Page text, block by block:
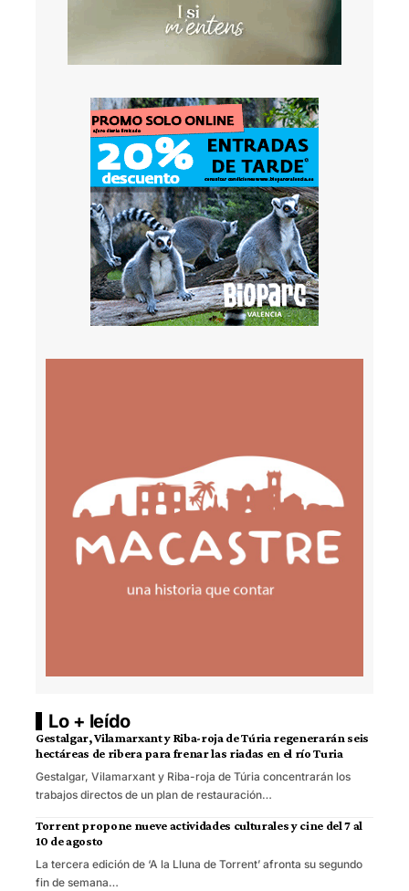
Lo + leído
Gestalgar, Vilamarxant y Riba-roja de Túria regenerarán seis
hectáreas de ribera para frenar las riadas en el río Turia
Gestalgar, Vilamarxant y Riba-roja de Túria concentrarán los
trabajos directos de un plan de restauración…
Torrent propone nueve actividades culturales y cine del 7 al
10 de agosto
La tercera edición de ‘A la Lluna de Torrent’ afronta su segundo
fin de semana…